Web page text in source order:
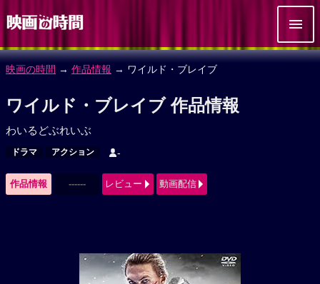
映画の時間 → 作品情報 → ワイルド・ブレイブ
ワイルド・ブレイブ 作品情報
わいるどぶれいぶ
ドラマ アクション -
作品情報 ------ レビュー 動画配信